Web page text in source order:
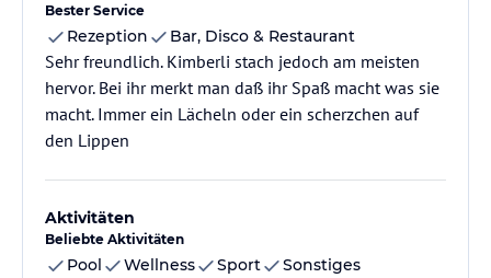
Bester Service
Rezeption Bar, Disco & Restaurant
Sehr freundlich. Kimberli stach jedoch am meisten
hervor. Bei ihr merkt man daß ihr Spaß macht was sie
macht. Immer ein Lächeln oder ein scherzchen auf
den Lippen
Aktivitäten
Beliebte Aktivitäten
Pool Wellness Sport Sonstiges